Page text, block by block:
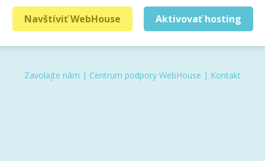
Navštíviť WebHouse Aktivovať hosting
Zavolajte nám | Centrum podpory WebHouse | Kontakt